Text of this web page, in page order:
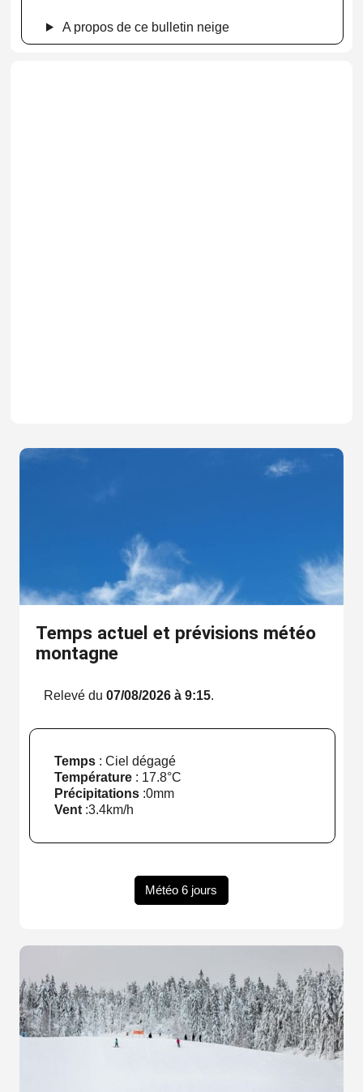
A propos de ce bulletin neige
Temps actuel et prévisions météo
montagne
Relevé du 07/08/2026 à 9:15.
Temps: Ciel dégagé
Température: 17.8°C
Précipitations:0mm
Vent:3.4km/h
Météo 6 jours